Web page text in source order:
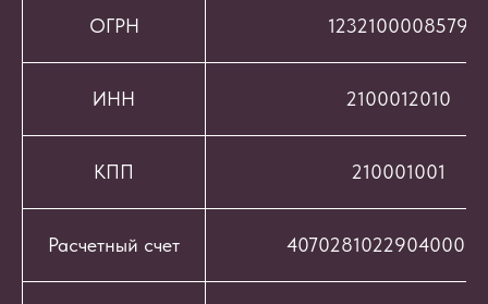
ОГРН 1232100008579
ИНН 2100012010
КПП 210001001
Расчетный счет